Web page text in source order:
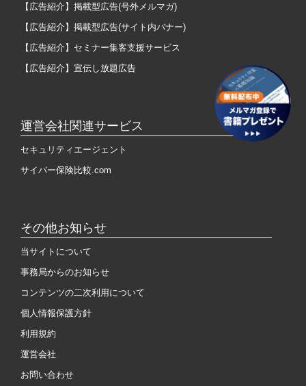
【広告紹介】掲載型広告(号外メルマガ)
【広告紹介】掲載型広告(サイト内バナー)
【広告紹介】セミナー集客支援サービス
【広告紹介】宣伝し放題広告
運営会社関連サービス
セキュリティエージェント
サイバー保険比較.com
その他お知らせ
当サイトについて
事務局からのお知らせ
コンテンツの二次利用について
個人情報保護方針
利用規約
運営会社
お問い合わせ